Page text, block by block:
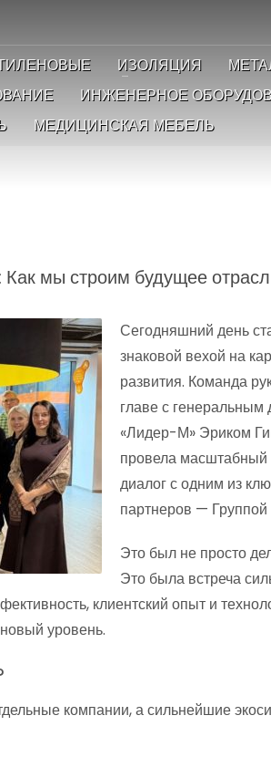
ИЗОЛЯЦИЯ
ИНЖЕНЕРНОЕ
МЕДИЦИНСКАЯ МЕБЕЛЬ
Как мы строим будущее
Сегодняшний день
знаковой вехой на
развития. Команда
главе с генеральным
«Лидер-М» Эриком
провела масштабный
диалог с одним из
партнеров —
Это был не просто
Это была встреча
клиентский опыт и
уровень.
компании, а сильнейшие